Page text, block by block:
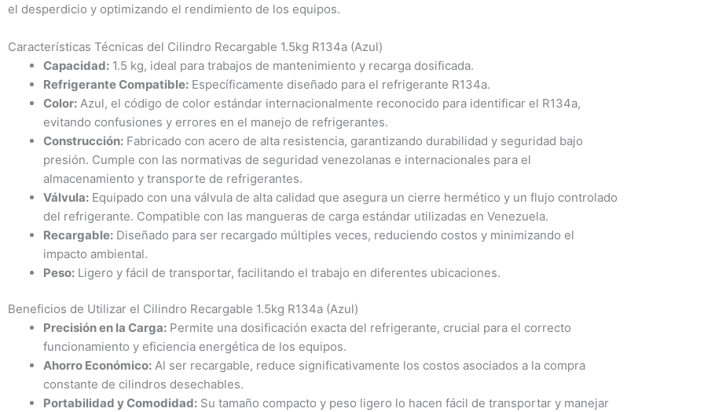
el desperdicio y optimizando el rendimiento de los equipos.
Características Técnicas del Cilindro Recargable 1.5kg R134a (Azul)
Capacidad: 1.5 kg, ideal para trabajos de mantenimiento y recarga dosificada.
Refrigerante Compatible: Específicamente diseñado para el refrigerante R134a.
Color: Azul, el código de color estándar internacionalmente reconocido para identificar el R134a,
evitando confusiones y errores en el manejo de refrigerantes.
Construcción: Fabricado con acero de alta resistencia, garantizando durabilidad y seguridad bajo
presión. Cumple con las normativas de seguridad venezolanas e internacionales para el
almacenamiento y transporte de refrigerantes.
Válvula: Equipado con una válvula de alta calidad que asegura un cierre hermético y un flujo controlado
del refrigerante. Compatible con las mangueras de carga estándar utilizadas en Venezuela.
Recargable: Diseñado para ser recargado múltiples veces, reduciendo costos y minimizando el
impacto ambiental.
Peso: Ligero y fácil de transportar, facilitando el trabajo en diferentes ubicaciones.
Beneficios de Utilizar el Cilindro Recargable 1.5kg R134a (Azul)
Precisión en la Carga: Permite una dosificación exacta del refrigerante, crucial para el correcto
funcionamiento y eficiencia energética de los equipos.
Ahorro Económico: Al ser recargable, reduce significativamente los costos asociados a la compra
constante de cilindros desechables.
Portabilidad y Comodidad: Su tamaño compacto y peso ligero lo hacen fácil de transportar y manejar